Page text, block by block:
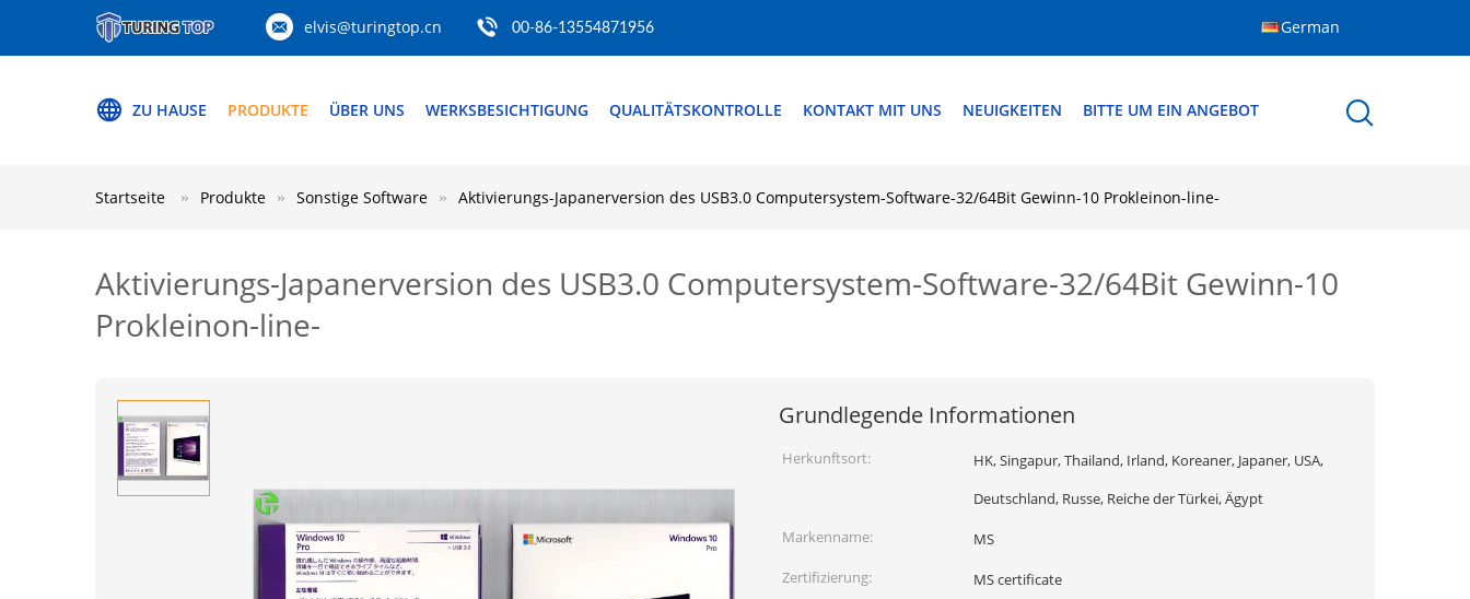
elvis@turingtop.cn 00-86-13554871956 German
ZU HAUSE PRODUKTE ÜBER UNS WERKSBESICHTIGUNG QUALITÄTSKONTROLLE KONTAKT MIT UNS NEUIGKEITEN BITTE UM EIN ANGEBOT
Startseite Produkte Sonstige Software Aktivierungs-Japanerversion des USB3.0 Computersystem-Software-32/64Bit Gewinn-10 Prokleinon-line-
Aktivierungs-Japanerversion des USB3.0 Computersystem-Software-32/64Bit Gewinn-10
Prokleinon-line-
Grundlegende Informationen
Herkunftsort:
HK, Singapur, Thailand, Irland, Koreaner, Japaner, USA,
Deutschland, Russe, Reiche der Türkei, Ägypt
Markenname:
MS
Zertifizierung:
MS certificate